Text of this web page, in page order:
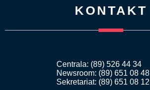
KONTAKT
Centrala: (89) 526 44 34
Newsroom: (89) 651 08 48
Sekretariat: (89) 651 08 12